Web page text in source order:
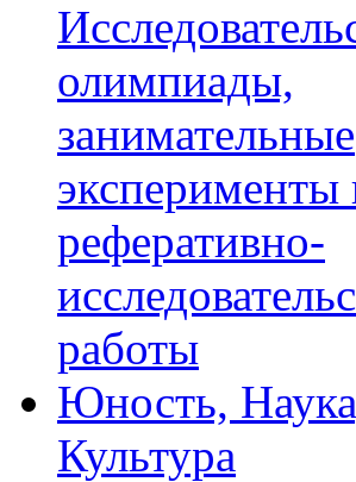
олимпиады,
занимательные
эксперименты
реферативно-
работы
Юность,
Культура